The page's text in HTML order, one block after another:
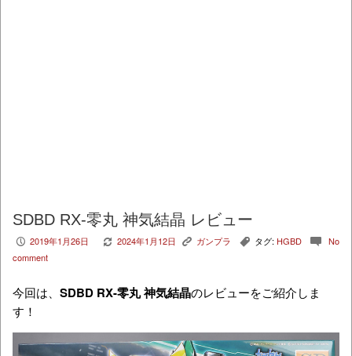
SDBD RX-零丸 神気結晶 レビュー
P 2019年1月26日 V 2024年1月12日 K ガンプラ , タグ: HGBD c No
comment
今回は、 SDBD RX-零丸 神気結晶のレビューをご紹介しま
す！